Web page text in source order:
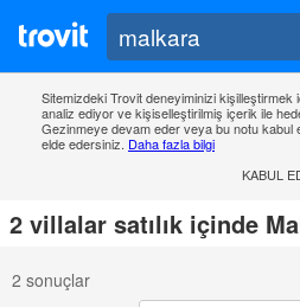
Sitemizdeki Trovit deneyiminizi kişilleştirmek
analiz ediyor ve kişiselleştirilmiş içerik ile
Gezinmeye devam eder veya bu notu kabul
elde edersiniz. Daha fazla bilgi
KABUL
2 villalar satılık içinde
2 sonuçlar